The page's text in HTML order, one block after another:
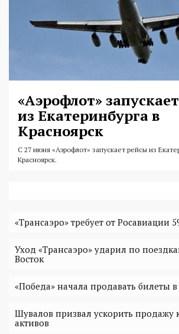
«Аэрофлот»
из Екатеринбурга в
Красноярск
С 27 июня «Аэрофлот» запускает рейсы из
Красноярск.
«Трансаэро» требует от Росавиации
Уход «Трансаэро» ударил по
Восток
«Победа» начала продавать билеты
Шувалов призвал ускорить продажу
активов